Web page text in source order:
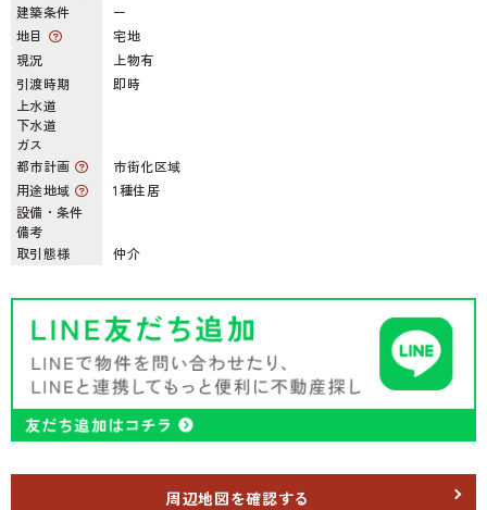
建築条件
ー
地目
宅地
現況
上物有
引渡時期
即時
上水道
下水道
ガス
都市計画
市街化区域
用途地域
1種住居
設備・条件
備考
取引態様
仲介
周辺地図を確認する